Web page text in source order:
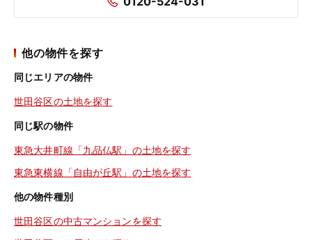
他の物件を探す
同じエリアの物件
世田谷区の土地を探す
同じ駅の物件
東急大井町線「九品仏駅」の土地を探す
東急東横線「自由が丘駅」の土地を探す
他の物件種別
世田谷区の中古マンションを探す